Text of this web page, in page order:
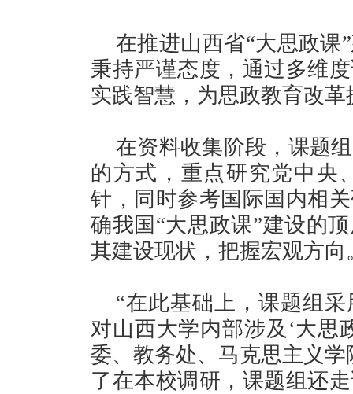
在推进山西省“大思政课
秉持严谨态度，通过多维
实践智慧，为思政教育改
在资料收集阶段，课题
的方式，重点研究党中央
针，同时参考国际国内相
确我国“大思政课”建设的
其建设现状，把握宏观方向
“在此基础上，课题组
对山西大学内部涉及‘大思
委、教务处、马克思主义
了在本校调研，课题组还